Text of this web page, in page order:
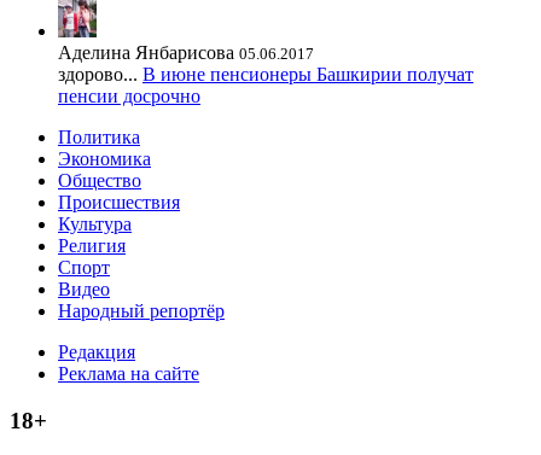
Аделина Янбарисова 05.06.2017
здорово... В июне пенсионеры Башкирии получат
пенсии досрочно
Политика
Экономика
Общество
Происшествия
Культура
Религия
Спорт
Видео
Народный репортёр
Редакция
Реклама на сайте
18+